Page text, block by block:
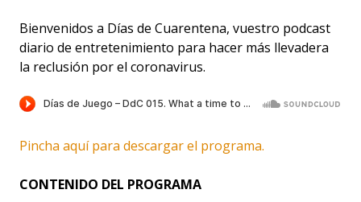
Bienvenidos a Días de Cuarentena, vuestro podcast
diario de entretenimiento para hacer más llevadera
la reclusión por el coronavirus.
Pincha aquí para descargar el programa.
CONTENIDO DEL PROGRAMA